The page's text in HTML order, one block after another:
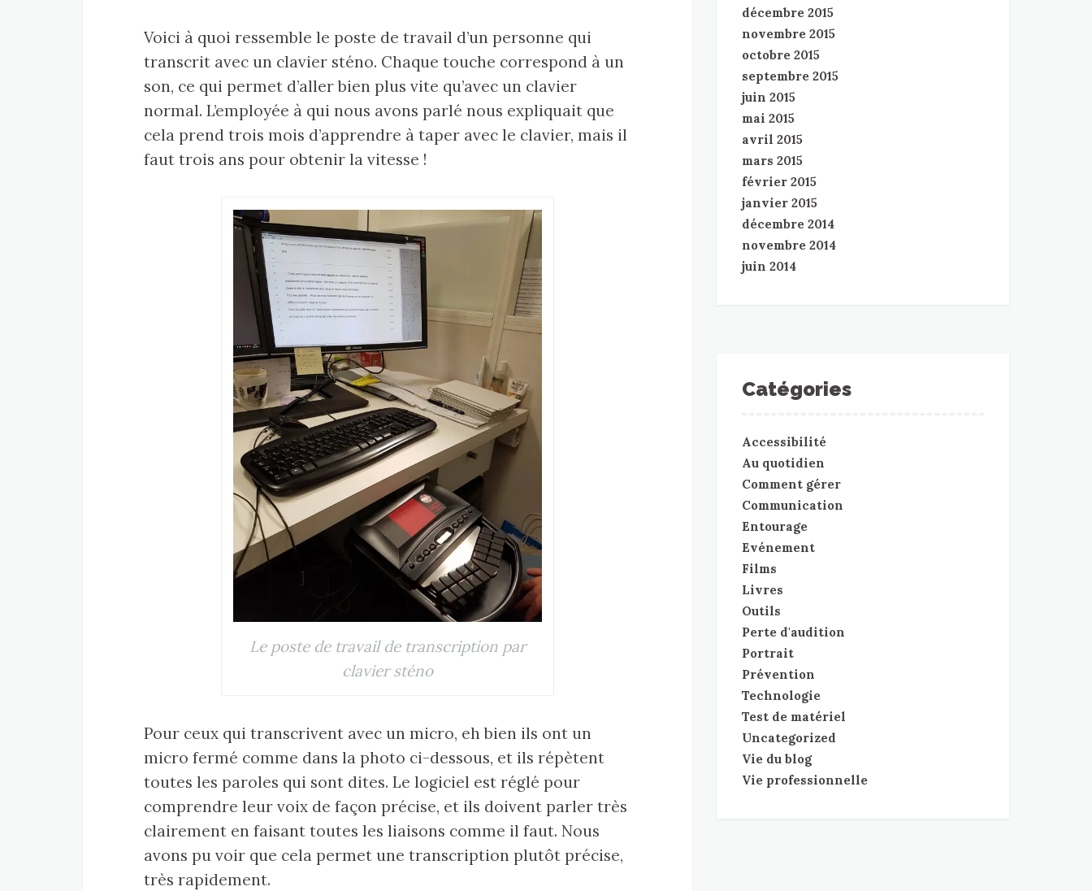
Voici à quoi ressemble le poste de travail d’un personne qui
transcrit avec un clavier sténo. Chaque touche correspond à un
son, ce qui permet d’aller bien plus vite qu’avec un clavier
normal. L’employée à qui nous avons parlé nous expliquait que
cela prend trois mois d’apprendre à taper avec le clavier, mais il
faut trois ans pour obtenir la vitesse !
Le poste de travail de transcription par
clavier sténo
Pour ceux qui transcrivent avec un micro, eh bien ils ont un
micro fermé comme dans la photo ci-dessous, et ils répètent
toutes les paroles qui sont dites. Le logiciel est réglé pour
comprendre leur voix de façon précise, et ils doivent parler très
clairement en faisant toutes les liaisons comme il faut. Nous
avons pu voir que cela permet une transcription plutôt précise,
très rapidement.
décembre 2015
novembre 2015
octobre 2015
septembre 2015
juin 2015
mai 2015
avril 2015
mars 2015
février 2015
janvier 2015
décembre 2014
novembre 2014
juin 2014
Catégories
Accessibilité
Au quotidien
Comment gérer
Communication
Entourage
Evénement
Films
Livres
Outils
Perte d'audition
Portrait
Prévention
Technologie
Test de matériel
Uncategorized
Vie du blog
Vie professionnelle